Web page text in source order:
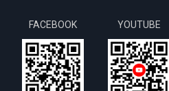
FACEBOOK YOUTUBE